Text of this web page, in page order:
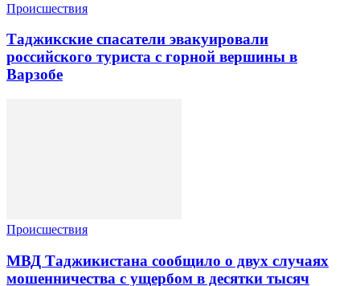
Происшествия
Таджикские спасатели эвакуировали
российского туриста с горной вершины в
Варзобе
Происшествия
МВД Таджикистана сообщило о двух случаях
мошенничества с ущербом в десятки тысяч